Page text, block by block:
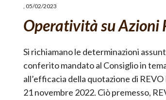
, 05/02/2023
Operatività su Azioni
Si richiamano le determinazioni
conferito mandato al Consiglio in
all’efficacia della quotazione di
21 novembre 2022. Ciò premesso,